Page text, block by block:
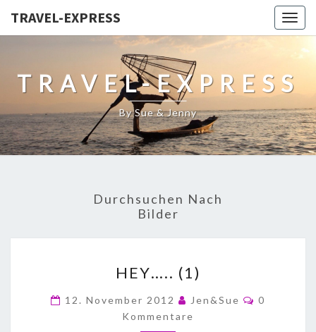
TRAVEL-EXPRESS
TRAVEL-EXPRESS
By Sue & Jenny
Durchsuchen Nach
Bilder
HEY….. (1)
12. November 2012 Jen&Sue
0
Kommentare